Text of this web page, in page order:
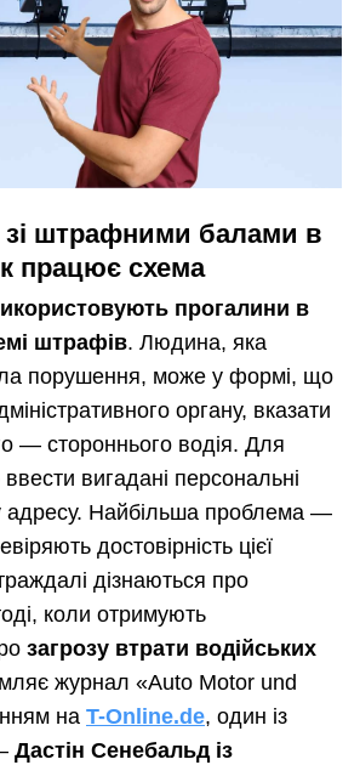
штрафними балами в
працює схема
прогалини в
штрафів. Людина, яка
порушення, може у формі, що
органу, вказати
— стороннього водія. Для
вигадані персональні
адресу. Найбільша проблема —
достовірність цієї
дізнаються про
коли отримують
загрозу втрати водійських
журнал «Auto Motor und
на T-Online.de, один із
Дастін Сенебальд із